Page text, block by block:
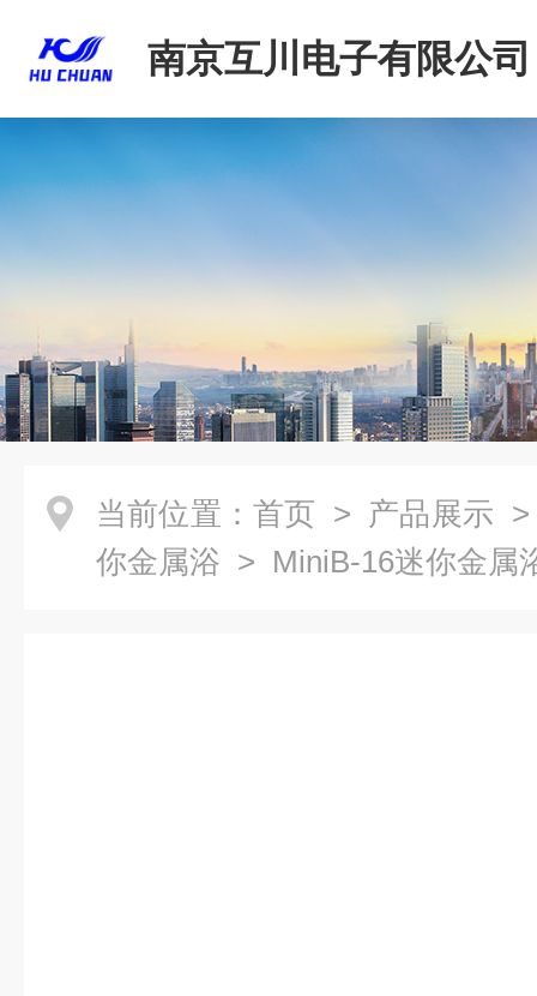
南京互川电子有限公司
当前位置： 首页 > 产品展示
你金属浴 > MiniB-16迷你金属